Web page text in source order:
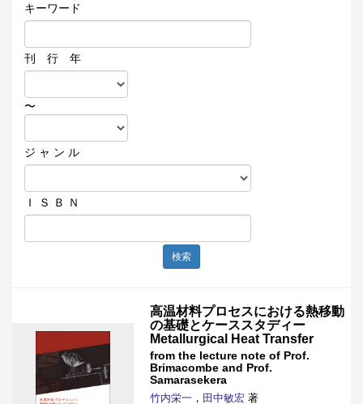
キーワード
刊 行 年
〜
ジ ャ ン ル
Ｉ Ｓ Ｂ Ｎ
検索
高温材料プロセスにおける熱移動
の基礎とケーススタディー
Metallurgical Heat Transfer
from the lecture note of Prof.
Brimacombe and Prof.
Samarasekera
竹内栄一 ， 田中敏宏 著